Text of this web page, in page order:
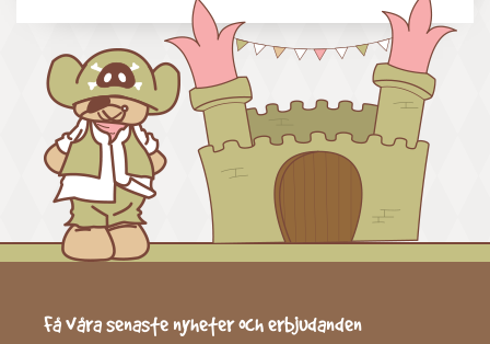
Få våra senaste nyheter och erbjudanden